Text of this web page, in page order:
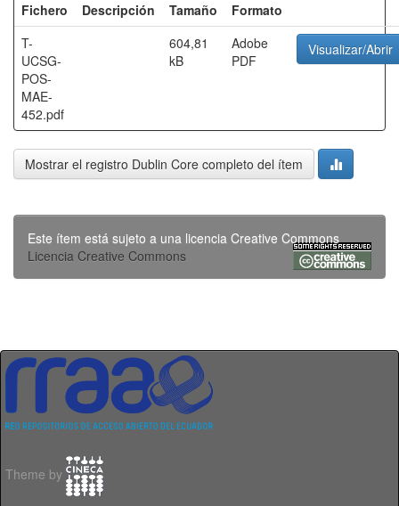
Fichero
Descripción Tamaño
Formato
T-
UCSG-
POS-
MAE-
452.pdf
604,81
kB
Adobe
PDF
Visualizar/Abrir
Mostrar el registro Dublin Core completo del ítem
Este ítem está sujeto a una licencia Creative Commons
Licencia Creative Commons
Theme by